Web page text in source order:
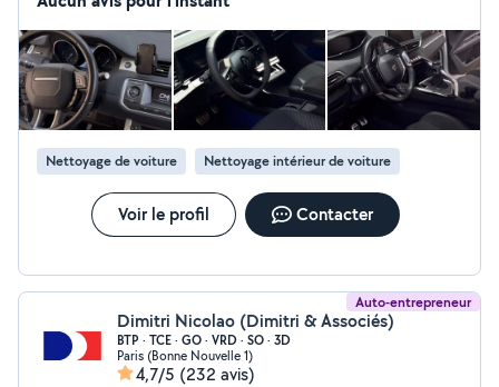
pneumatique, etc), avec 2 ans d'expérience en tant que
technicien de maintenance sur les Bus de la RATP. Je
réalise à mon compte des réparations de scooter (50,
125) avec un garage très bien équipé. N'hésitez pas à
me contacter pour plus d'informations ou un devis, je
réponds rapidement.
Nettoyage de voiture Nettoyage intérieur de voiture
Voir le profil Contacter
Auto-entrepreneur
Dimitri Nicolao (Dimitri & Associés)
BTP · TCE · GO · VRD · SO · 3D
Paris (Bonne Nouvelle 1)
4,7/5 (232 avis)